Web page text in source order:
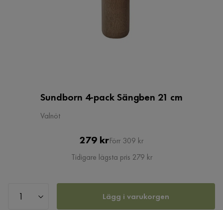
Sundborn 4-pack Sängben 21 cm
Valnöt
Pris
279 krOriginal
Pris
Förr 309 kr
Tidigare lägsta pris 279 kr
Lägg i varukorgen